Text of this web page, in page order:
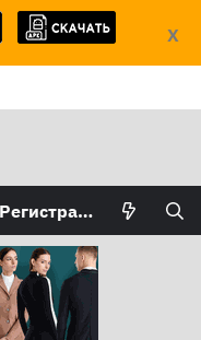
X
Регистрация